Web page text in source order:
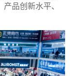
品创新水平、